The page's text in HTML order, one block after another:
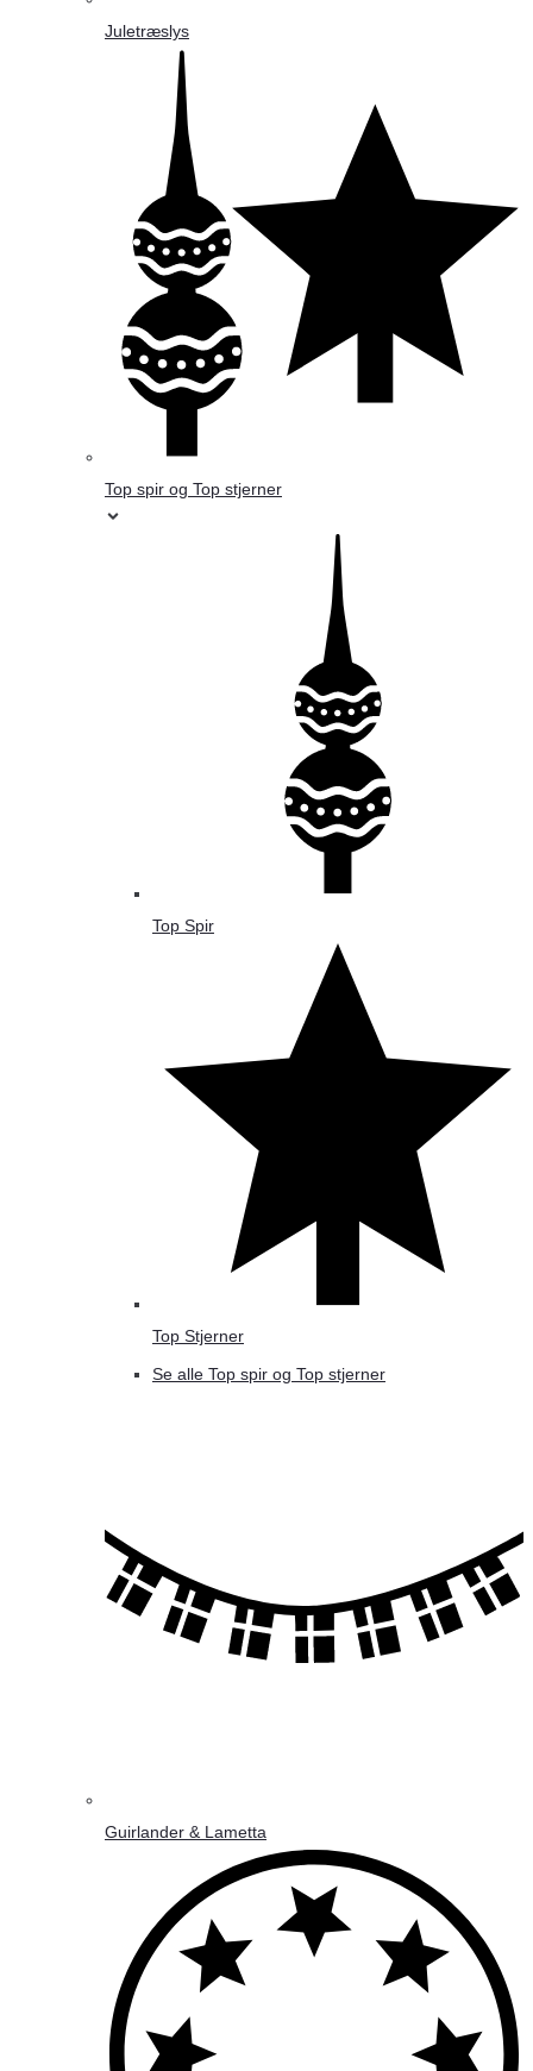
Juletræslys
Top spir og Top stjerner
Top Spir
Top Stjerner
Se alle Top spir og Top stjerner
Guirlander & Lametta